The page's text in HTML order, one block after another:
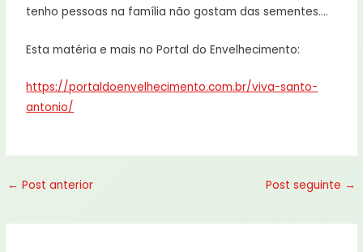
tenho pessoas na família não gostam das sementes….
Esta matéria e mais no Portal do Envelhecimento:
https://portaldoenvelhecimento.com.br/viva-santo-
antonio/
← Post anterior Post seguinte →